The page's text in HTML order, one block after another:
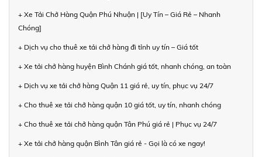
+ Xe Tải Chở Hàng Quận Phú Nhuận | [Uy Tín – Giá Rẻ – Nhanh
Chóng]
+ Dịch vụ cho thuê xe tải chở hàng đi tỉnh uy tín – Giá tốt
+ Xe tải chở hàng huyện Bình Chánh giá tốt, nhanh chóng, an toàn
+ Dịch vụ xe tải chở hàng Quận 11 giá rẻ, uy tín, phục vụ 24/7
+ Cho thuê xe tải chở hàng quận 10 giá tốt, uy tín, nhanh chóng
+ Cho thuê xe tải chở hàng quận Tân Phú giá rẻ | Phục vụ 24/7
+ Xe tải chở hàng quận Bình Tân giá rẻ - Gọi là có xe ngay!